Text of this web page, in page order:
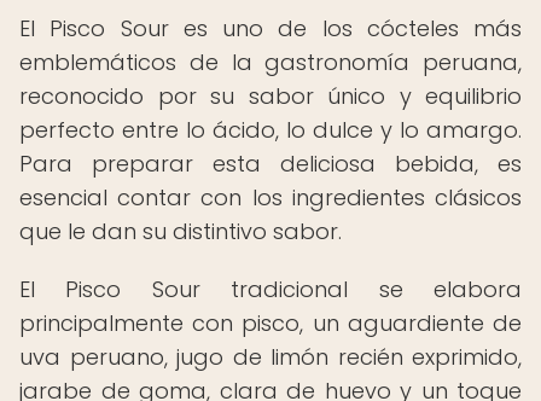
El Pisco Sour es uno de los cócteles más
emblemáticos de la gastronomía peruana,
reconocido por su sabor único y equilibrio
perfecto entre lo ácido, lo dulce y lo amargo.
Para preparar esta deliciosa bebida, es
esencial contar con los ingredientes clásicos
que le dan su distintivo sabor.
El Pisco Sour tradicional se elabora
principalmente con pisco, un aguardiente de
uva peruano, jugo de limón recién exprimido,
jarabe de goma, clara de huevo y un toque